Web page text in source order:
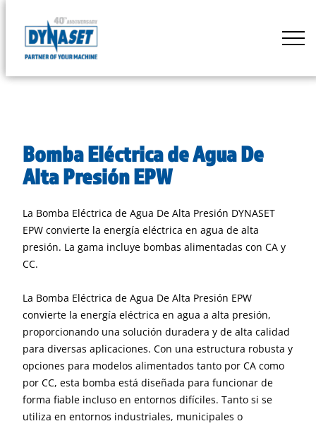
content
DYNASET
by
Bomba Eléctrica de Agua De
Alta Presión EPW
La Bomba Eléctrica de Agua De Alta Presión DYNASET
EPW convierte la energía eléctrica en agua de alta
presión. La gama incluye bombas alimentadas con CA y
CC.
La Bomba Eléctrica de Agua De Alta Presión EPW
convierte la energía eléctrica en agua a alta presión,
proporcionando una solución duradera y de alta calidad
para diversas aplicaciones. Con una estructura robusta y
opciones para modelos alimentados tanto por CA como
por CC, esta bomba está diseñada para funcionar de
forma fiable incluso en entornos difíciles. Tanto si se
utiliza en entornos industriales, municipales o